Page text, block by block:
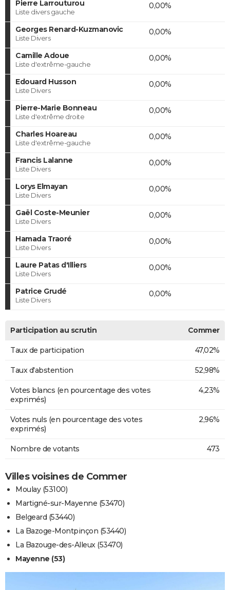
Pierre Larrouturou
Liste divers gauche
0,00%
Georges Renard-Kuzmanovic
Liste Divers
0,00%
Camille Adoue
Liste d'extrême-gauche
0,00%
Edouard Husson
Liste Divers
0,00%
Pierre-Marie Bonneau
Liste d'extrême droite
0,00%
Charles Hoareau
Liste d'extrême-gauche
0,00%
Francis Lalanne
Liste Divers
0,00%
Lorys Elmayan
Liste Divers
0,00%
Gaël Coste-Meunier
Liste Divers
0,00%
Hamada Traoré
Liste Divers
0,00%
Laure Patas d'Illiers
Liste Divers
0,00%
Patrice Grudé
Liste Divers
0,00%
Participation au scrutin Commer
Taux de participation 47,02%
Taux d'abstention 52,98%
Votes blancs (en pourcentage des votes
exprimés)
4,23%
Votes nuls (en pourcentage des votes
exprimés)
2,96%
Nombre de votants 473
Villes voisines de Commer
Moulay (53100)
Martigné-sur-Mayenne (53470)
Belgeard (53440)
La Bazoge-Montpinçon (53440)
La Bazouge-des-Alleux (53470)
Mayenne (53)